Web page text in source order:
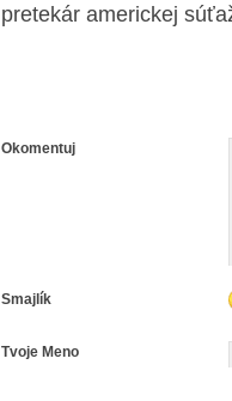
pretekár americkej
Okomentuj
Smajlík
Tvoje Meno